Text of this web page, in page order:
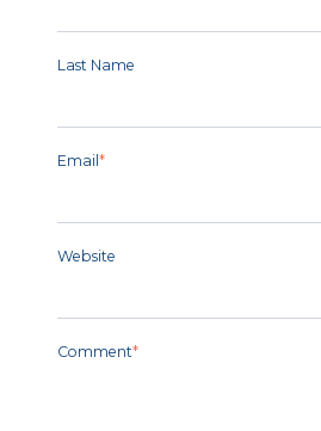
Last Name
Email *
Website
Comment*